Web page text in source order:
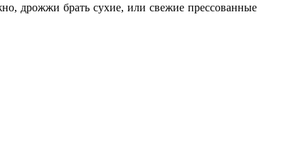
дрожжи брать сухие, или свежие прессованные